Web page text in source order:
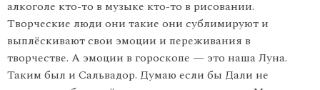
алкоголе кто-то в музыке кто-то в рисовании.
Творческие люди они такие они сублимируют и
выплёскивают свои эмоции и переживания в
творчестве. А эмоции в гороскопе — это наша Луна.
Таким был и Сальвадор. Думаю если бы Дали не